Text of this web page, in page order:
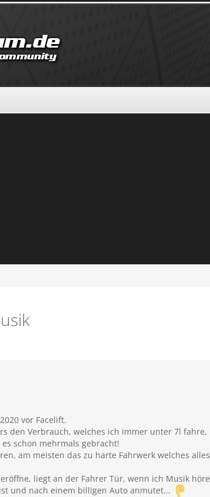
vor Facelift.
den Verbrauch, welches ich immer unter 7l
schon mehrmals gebracht!
am meisten das zu harte Fahrwerk welches
liegt an der Fahrer Tür, wenn ich Musik
und nach einem billigen Auto anmutet...